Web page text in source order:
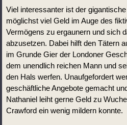
Viel interessanter ist der
möglichst viel Geld im Auge des
Vermögens zu ergaunern und sich
abzusetzen. Dabei hilft den Tätern
im Grunde Gier der Londoner
dem unendlich reichen Mann und
den Hals werfen. Unaufgefordert
geschäftliche Angebote gemacht
Nathaniel leiht gerne Geld zu
Crawford ein wenig mildern konnte.